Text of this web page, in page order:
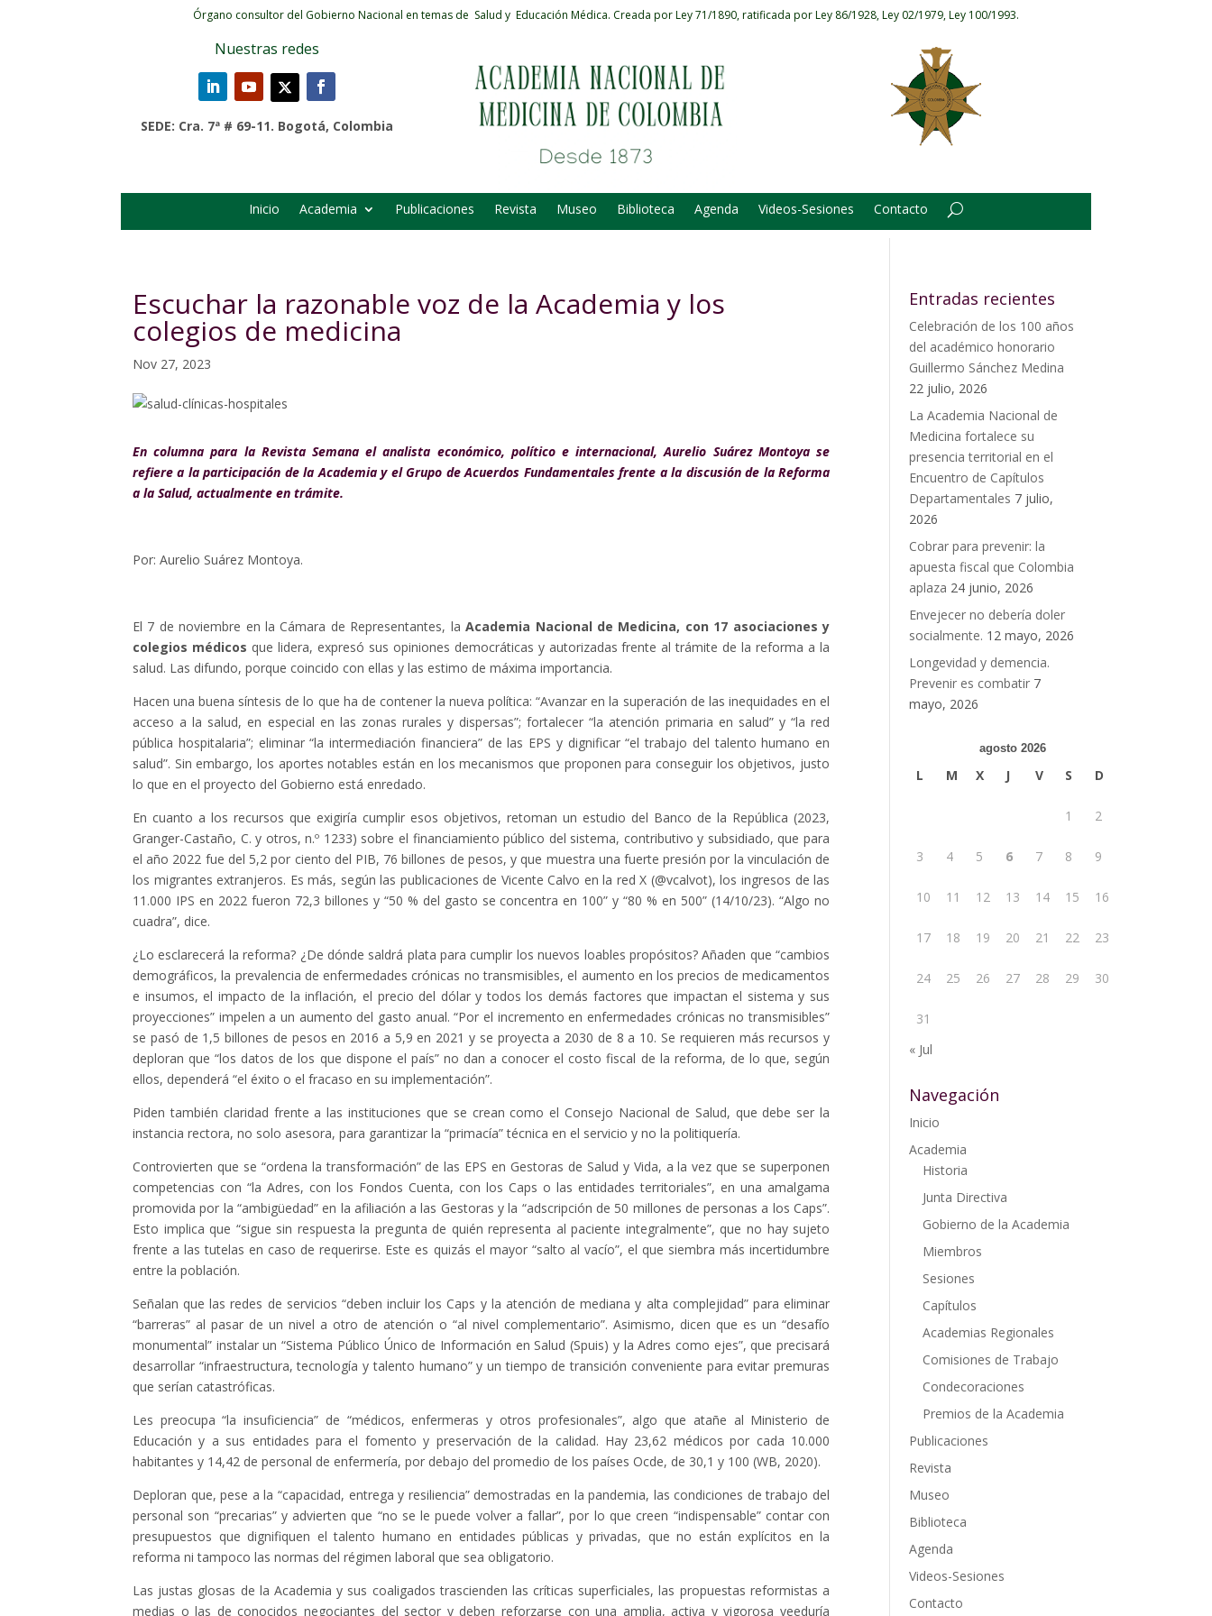
Órgano consultor del Gobierno Nacional en temas de Salud y Educación Médica. Creada por Ley 71/1890, ratificada por Ley 86/1928, Ley 02/1979, Ley 100/1993.
Nuestras redes
SEDE: Cra. 7ª # 69-11. Bogotá, Colombia
Inicio Academia Publicaciones Revista Museo Biblioteca Agenda Videos-Sesiones Contacto
Escuchar la razonable voz de la Academia y los
colegios de medicina
Nov 27, 2023
En columna para la Revista Semana el analista económico, político e internacional, Aurelio Suárez Montoya se
refiere a la participación de la Academia y el Grupo de Acuerdos Fundamentales frente a la discusión de la Reforma
a la Salud, actualmente en trámite.
Por: Aurelio Suárez Montoya.
El 7 de noviembre en la Cámara de Representantes, laAcademia Nacional de Medicina, con 17 asociaciones y
colegios médicos que lidera, expresó sus opiniones democráticas y autorizadas frente al trámite de la reforma a la
salud. Las difundo, porque coincido con ellas y las estimo de máxima importancia.
Hacen una buena síntesis de lo que ha de contener la nueva política: “Avanzar en la superación de las inequidades en el
acceso a la salud, en especial en las zonas rurales y dispersas”; fortalecer “la atención primaria en salud” y “la red
pública hospitalaria”; eliminar “la intermediación financiera” de las EPS y dignificar “el trabajo del talento humano en
salud”. Sin embargo, los aportes notables están en los mecanismos que proponen para conseguir los objetivos, justo
lo que en el proyecto del Gobierno está enredado.
En cuanto a los recursos que exigiría cumplir esos objetivos, retoman un estudio del Banco de la República (2023,
Granger-Castaño, C. y otros, n.º 1233) sobre el financiamiento público del sistema, contributivo y subsidiado, que para
el año 2022 fue del 5,2 por ciento del PIB, 76 billones de pesos, y que muestra una fuerte presión por la vinculación de
los migrantes extranjeros. Es más, según las publicaciones de Vicente Calvo en la red X (@vcalvot), los ingresos de las
11.000 IPS en 2022 fueron 72,3 billones y “50 % del gasto se concentra en 100” y “80 % en 500” (14/10/23). “Algo no
cuadra”, dice.
¿Lo esclarecerá la reforma? ¿De dónde saldrá plata para cumplir los nuevos loables propósitos? Añaden que “cambios
demográficos, la prevalencia de enfermedades crónicas no transmisibles, el aumento en los precios de medicamentos
e insumos, el impacto de la inflación, el precio del dólar y todos los demás factores que impactan el sistema y sus
proyecciones” impelen a un aumento del gasto anual. “Por el incremento en enfermedades crónicas no transmisibles”
se pasó de 1,5 billones de pesos en 2016 a 5,9 en 2021 y se proyecta a 2030 de 8 a 10. Se requieren más recursos y
deploran que “los datos de los que dispone el país” no dan a conocer el costo fiscal de la reforma, de lo que, según
ellos, dependerá “el éxito o el fracaso en su implementación”.
Piden también claridad frente a las instituciones que se crean como el Consejo Nacional de Salud, que debe ser la
instancia rectora, no solo asesora, para garantizar la “primacía” técnica en el servicio y no la politiquería.
Controvierten que se “ordena la transformación” de las EPS en Gestoras de Salud y Vida, a la vez que se superponen
competencias con “la Adres, con los Fondos Cuenta, con los Caps o las entidades territoriales”, en una amalgama
promovida por la “ambigüedad” en la afiliación a las Gestoras y la “adscripción de 50 millones de personas a los Caps”.
Esto implica que “sigue sin respuesta la pregunta de quién representa al paciente integralmente”, que no hay sujeto
frente a las tutelas en caso de requerirse. Este es quizás el mayor “salto al vacío”, el que siembra más incertidumbre
entre la población.
Señalan que las redes de servicios “deben incluir los Caps y la atención de mediana y alta complejidad” para eliminar
“barreras” al pasar de un nivel a otro de atención o “al nivel complementario”. Asimismo, dicen que es un “desafío
monumental” instalar un “Sistema Público Único de Información en Salud (Spuis) y la Adres como ejes”, que precisará
desarrollar “infraestructura, tecnología y talento humano” y un tiempo de transición conveniente para evitar premuras
que serían catastróficas.
Les preocupa “la insuficiencia” de “médicos, enfermeras y otros profesionales”, algo que atañe al Ministerio de
Educación y a sus entidades para el fomento y preservación de la calidad. Hay 23,62 médicos por cada 10.000
habitantes y 14,42 de personal de enfermería, por debajo del promedio de los países Ocde, de 30,1 y 100 (WB, 2020).
Deploran que, pese a la “capacidad, entrega y resiliencia” demostradas en la pandemia, las condiciones de trabajo del
personal son “precarias” y advierten que “no se le puede volver a fallar”, por lo que creen “indispensable” contar con
presupuestos que dignifiquen el talento humano en entidades públicas y privadas, que no están explícitos en la
reforma ni tampoco las normas del régimen laboral que sea obligatorio.
Las justas glosas de la Academia y sus coaligados trascienden las críticas superficiales, las propuestas reformistas a
medias o las de conocidos negociantes del sector y deben reforzarse con una amplia, activa y vigorosa veeduría
Entradas recientes
Celebración de los 100 años
del académico honorario
Guillermo Sánchez Medina
22 julio, 2026
La Academia Nacional de
Medicina fortalece su
presencia territorial en el
Encuentro de Capítulos
Departamentales 7 julio,
2026
Cobrar para prevenir: la
apuesta fiscal que Colombia
aplaza 24 junio, 2026
Envejecer no debería doler
socialmente. 12 mayo, 2026
Longevidad y demencia.
Prevenir es combatir 7
mayo, 2026
agosto 2026
L M X J V S D
1 2
3 4 5 6 7 8 9
10 11 12 13 14 15 16
17 18 19 20 21 22 23
24 25 26 27 28 29 30
31
« Jul
Navegación
Inicio
Academia
Historia
Junta Directiva
Gobierno de la Academia
Miembros
Sesiones
Capítulos
Academias Regionales
Comisiones de Trabajo
Condecoraciones
Premios de la Academia
Publicaciones
Revista
Museo
Biblioteca
Agenda
Videos-Sesiones
Contacto